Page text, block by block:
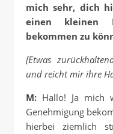
mich sehr, dich
einen kleinen
bekommen zu
[Etwas
und reicht mir ihre
M: Hallo! Ja mich
Genehmigung
hierbei ziemlich